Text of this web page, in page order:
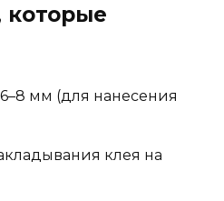
которые
мм (для нанесения
клея на